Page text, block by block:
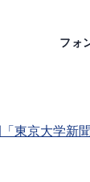
フォ
東京大学新